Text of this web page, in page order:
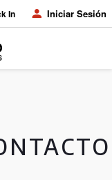
In Iniciar Sesión